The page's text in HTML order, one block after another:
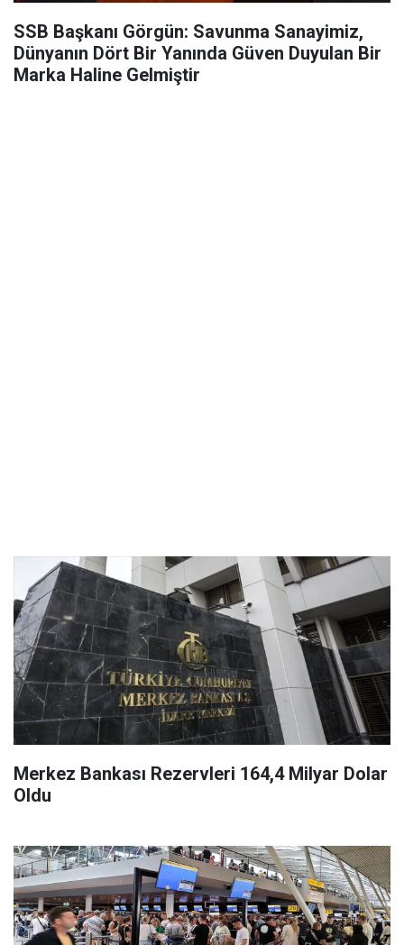
SSB Başkanı Görgün: Savunma Sanayimiz,
Dünyanın Dört Bir Yanında Güven Duyulan Bir
Marka Haline Gelmiştir
Merkez Bankası Rezervleri 164,4 Milyar Dolar
Oldu